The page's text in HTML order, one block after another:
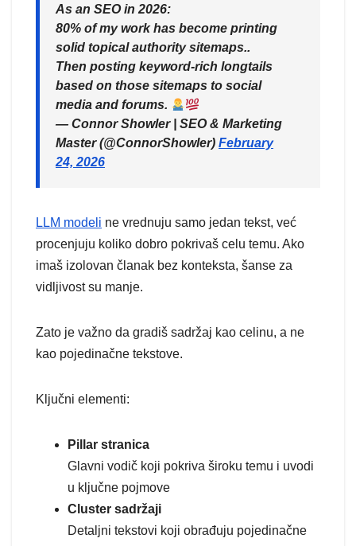
As an SEO in 2026:
80% of my work has become printing
solid topical authority sitemaps..
Then posting keyword-rich longtails
based on those sitemaps to social
media and forums.
— Connor Showler | SEO & Marketing
Master (@ConnorShowler) February
24, 2026
LLM modeli ne vrednuju samo jedan tekst, već
procenjuju koliko dobro pokrivaš celu temu. Ako
imaš izolovan članak bez konteksta, šanse za
vidljivost su manje.
Zato je važno da gradiš sadržaj kao celinu, a ne
kao pojedinačne tekstove.
Ključni elementi:
Pillar stranica
Glavni vodič koji pokriva široku temu i uvodi
u ključne pojmove
Cluster sadržaji
Detaljni tekstovi koji obrađuju pojedinačne